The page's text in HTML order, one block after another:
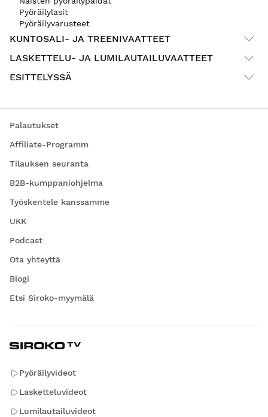
Pyöräilylasit
Pyöräilyvarusteet
KUNTOSALI- JA TREENIVAATTEET
LASKETTELU- JA LUMILAUTAILUVAATTEET
ESITTELYSSÄ
Palautukset
Affiliate-Programm
Tilauksen seuranta
B2B-kumppaniohjelma
Työskentele kanssamme
UKK
Podcast
Ota yhteyttä
Blogi
Etsi Siroko-myymälä
Pyöräilyvideot
Lasketteluvideot
Lumilautailuvideot